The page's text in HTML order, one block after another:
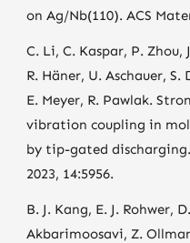
on Ag/Nb(110). ACS
C. Li, C. Kaspar, P. Zhou,
R. Häner, U. Aschauer, S.
E. Meyer, R. Pawlak.
vibration coupling in
by tip-gated
2023, 14:5956.
B. J. Kang, E. J. Rohwer,
Akbarimoosavi, Z.